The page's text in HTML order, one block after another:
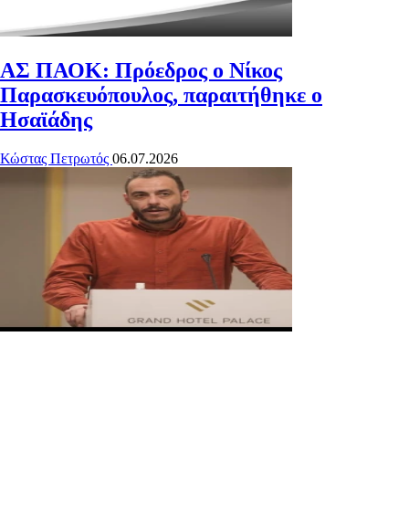
ΑΣ ΠΑΟΚ: Πρόεδρος ο Νίκος
Παρασκευόπουλος, παραιτήθηκε ο
Ησαϊάδης
Κώστας Πετρωτός 06.07.2026